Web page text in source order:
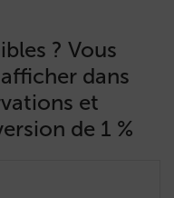
? Vous
dans
et
de 1 %